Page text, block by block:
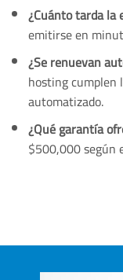
¿Cuánto tarda la
emitirse en
¿Se renuevan
hosting cumplen
automatizado.
¿Qué garantía
$500,000 según